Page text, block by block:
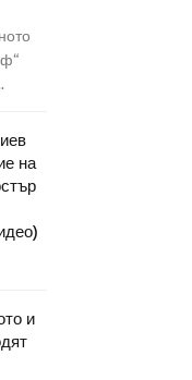
на
и